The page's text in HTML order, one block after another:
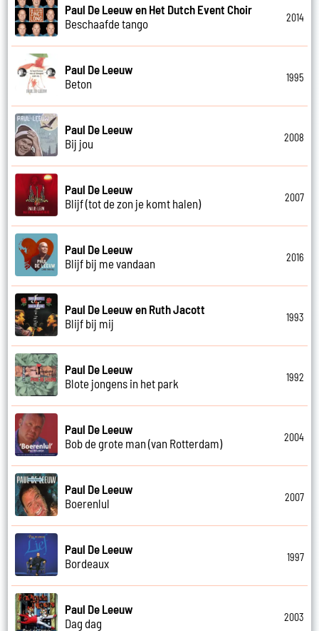
Paul De Leeuw en Het Dutch Event Choir
Beschaafde tango
2014
Paul De Leeuw
Beton
1995
Paul De Leeuw
Bij jou
2008
Paul De Leeuw
Blijf (tot de zon je komt halen)
2007
Paul De Leeuw
Blijf bij me vandaan
2016
Paul De Leeuw en Ruth Jacott
Blijf bij mij
1993
Paul De Leeuw
Blote jongens in het park
1992
Paul De Leeuw
Bob de grote man (van Rotterdam)
2004
Paul De Leeuw
Boerenlul
2007
Paul De Leeuw
Bordeaux
1997
Paul De Leeuw
Dag dag
2003